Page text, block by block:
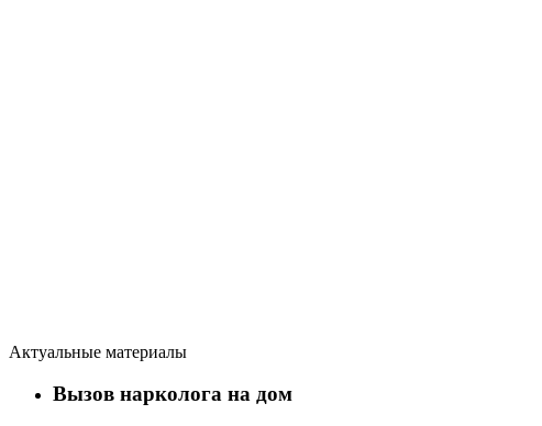
Актуальные материалы
Вызов нарколога на дом